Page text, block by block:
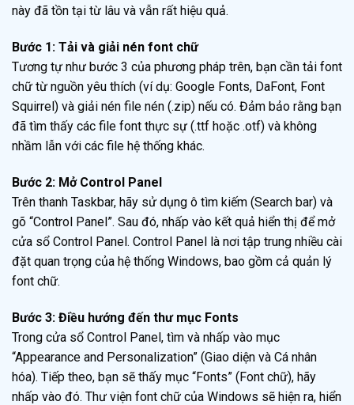
này đã tồn tại từ lâu và vẫn rất hiệu quả.
Bước 1: Tải và giải nén font chữ
Tương tự như bước 3 của phương pháp trên, bạn cần tải font
chữ từ nguồn yêu thích (ví dụ: Google Fonts, DaFont, Font
Squirrel) và giải nén file nén (.zip) nếu có. Đảm bảo rằng bạn
đã tìm thấy các file font thực sự (.ttf hoặc .otf) và không
nhầm lẫn với các file hệ thống khác.
Bước 2: Mở Control Panel
Trên thanh Taskbar, hãy sử dụng ô tìm kiếm (Search bar) và
gõ “Control Panel”. Sau đó, nhấp vào kết quả hiển thị để mở
cửa sổ Control Panel. Control Panel là nơi tập trung nhiều cài
đặt quan trọng của hệ thống Windows, bao gồm cả quản lý
font chữ.
Bước 3: Điều hướng đến thư mục Fonts
Trong cửa sổ Control Panel, tìm và nhấp vào mục
“Appearance and Personalization” (Giao diện và Cá nhân
hóa). Tiếp theo, bạn sẽ thấy mục “Fonts” (Font chữ), hãy
nhấp vào đó. Thư viện font chữ của Windows sẽ hiện ra, hiển